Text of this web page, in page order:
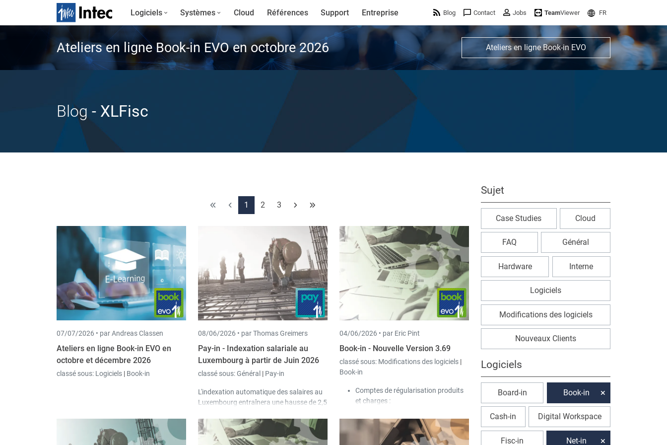
Logiciels Systèmes Cloud Références Support Entreprise Blog Contact Jobs TeamViewer FR
Ateliers en ligne Book-in EVO en octobre 2026 Ateliers en ligne Book-in EVO
Blog - XLFisc
1 2 3
07/07/2026 • par Andreas Classen
Ateliers en ligne Book-in EVO en
octobre et décembre 2026
classé sous: Logiciels | Book-in
08/06/2026 • par Thomas Greimers
Pay-in - Indexation salariale au
Luxembourg à partir de Juin 2026
classé sous:Général | Pay-in
L'indexation automatique des salaires au
Luxembourg entraînera une hausse de 2,5
nécessaires ont été programmées à cet
effet dans la version
de Pay-in.
04/06/2026 • par Eric Pint
Book-in - Nouvelle Version 3.69
classé sous: Modifications des logiciels |
Book-in
Comptes de régularisation produits
et charges :
Régularisation linéaire (30 jours
/ mois) » a été ajoutée dans les
paramètres.
Sujet
Case Studies Cloud
FAQ Général
Hardware Interne
Logiciels
Modifications des logiciels
Nouveaux Clients
Logiciels
Board-in Book-in
Cash-in Digital Workspace
Fisc-in Net-in